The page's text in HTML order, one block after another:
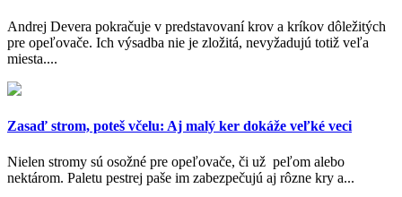
Andrej Devera pokračuje v predstavovaní krov a kríkov dôležitých
pre opeľovače. Ich výsadba nie je zložitá, nevyžadujú totiž veľa
miesta....
Zasaď strom, poteš včelu: Aj malý ker dokáže veľké veci
Nielen stromy sú osožné pre opeľovače, či už peľom alebo
nektárom. Paletu pestrej paše im zabezpečujú aj rôzne kry a...